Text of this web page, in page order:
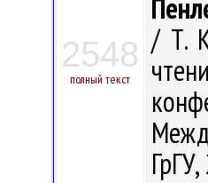
2548
полный текст
/ Т.